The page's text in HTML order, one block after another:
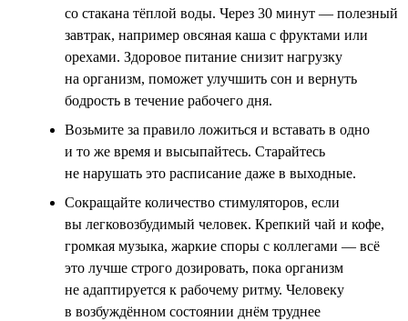
со стакана тёплой воды. Через 30 минут — полезный
завтрак, например овсяная каша с фруктами или
орехами. Здоровое питание снизит нагрузку
на организм, поможет улучшить сон и вернуть
бодрость в течение рабочего дня.
Возьмите за правило ложиться и вставать в одно
и то же время и высыпайтесь. Старайтесь
не нарушать это расписание даже в выходные.
Сокращайте количество стимуляторов, если
вы легковозбудимый человек. Крепкий чай и кофе,
громкая музыка, жаркие споры с коллегами — всё
это лучше строго дозировать, пока организм
не адаптируется к рабочему ритму. Человеку
в возбуждённом состоянии днём труднее